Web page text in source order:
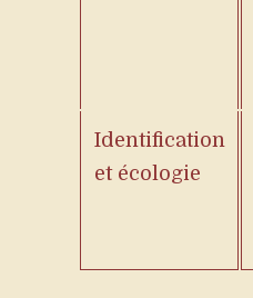
Identification
et écologie